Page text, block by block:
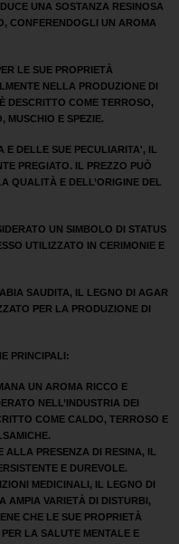
UNA SOSTANZA RESINOSA
CONFERENDOGLI UN AROMA
LE SUE PROPRIETÀ
NELLA PRODUZIONE DI
DESCRITTO COME TERROSO,
MUSCHIO E SPEZIE.
E DELLE SUE PECULIARITA', IL
PREGIATO. IL PREZZO PUÒ
QUALITÀ E DELL’ORIGINE DEL
UN SIMBOLO DI STATUS
UTILIZZATO IN CERIMONIE E
SAUDITA, IL LEGNO DI AGAR
PER LA PRODUZIONE DI
PRINCIPALI:
UN AROMA RICCO E
NELL’INDUSTRIA DEI
COME CALDO, TERROSO E
PRESENZA DI RESINA, IL
E DUREVOLE.
MEDICINALI, IL LEGNO DI
AMPIA VARIETÀ DI DISTURBI,
CHE LE SUE PROPRIETÀ
LA SALUTE MENTALE E